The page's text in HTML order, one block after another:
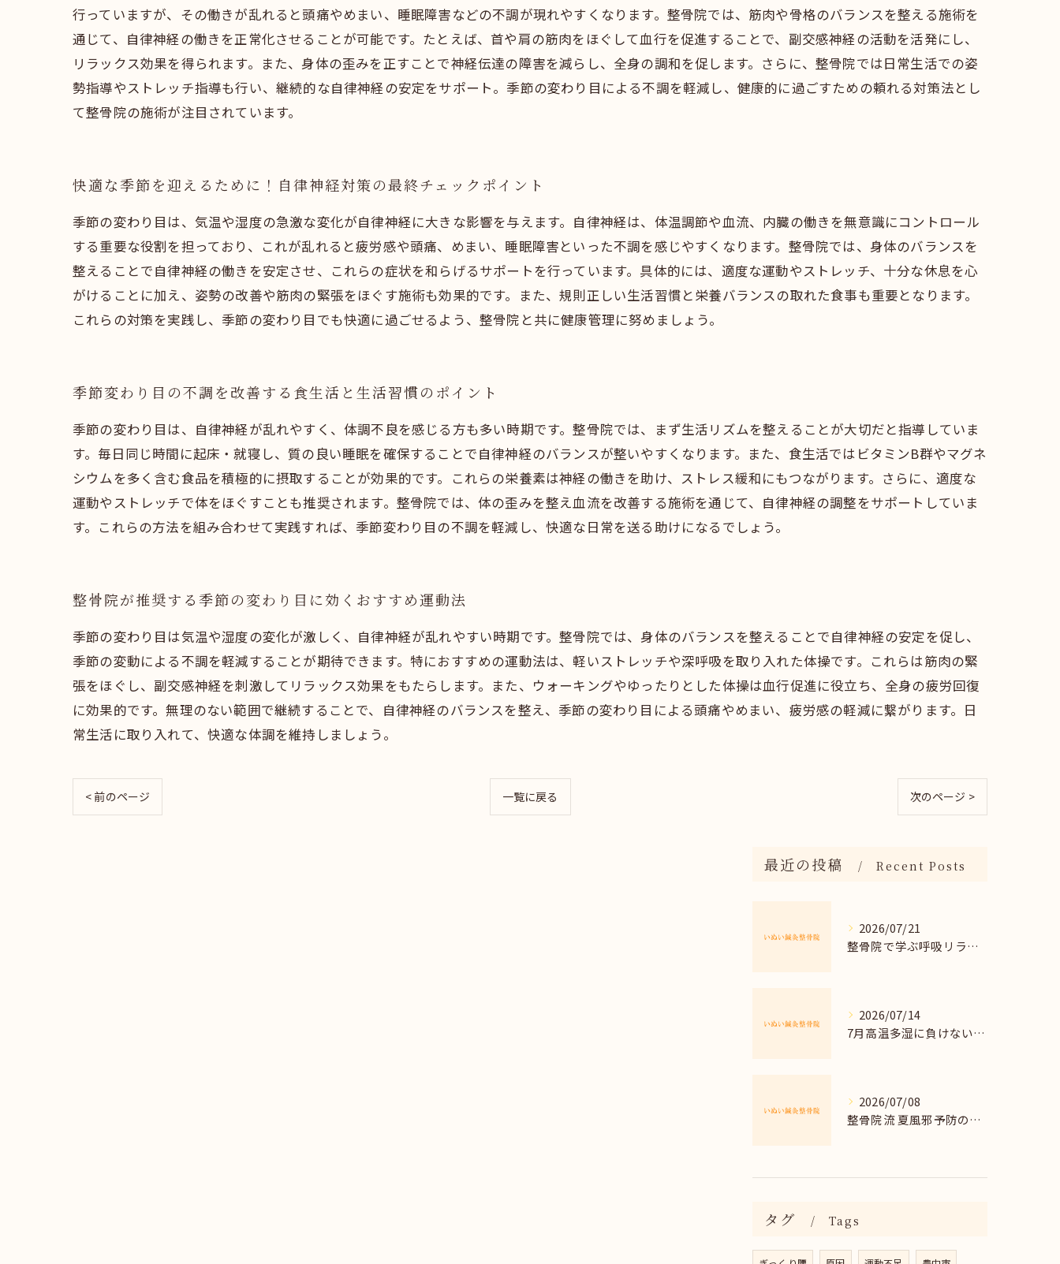
行っていますが、その働きが乱れると頭痛やめまい、睡眠障害などの不調が現れやすくなります。整骨院では、筋肉や骨格のバランスを整える施術を
通じて、自律神経の働きを正常化させることが可能です。たとえば、首や肩の筋肉をほぐして血行を促進することで、副交感神経の活動を活発にし、
リラックス効果を得られます。また、身体の歪みを正すことで神経伝達の障害を減らし、全身の調和を促します。さらに、整骨院では日常生活での姿
勢指導やストレッチ指導も行い、継続的な自律神経の安定をサポート。季節の変わり目による不調を軽減し、健康的に過ごすための頼れる対策法とし
て整骨院の施術が注目されています。
快適な季節を迎えるために！自律神経対策の最終チェックポイント
季節の変わり目は、気温や湿度の急激な変化が自律神経に大きな影響を与えます。自律神経は、体温調節や血流、内臓の働きを無意識にコントロール
する重要な役割を担っており、これが乱れると疲労感や頭痛、めまい、睡眠障害といった不調を感じやすくなります。整骨院では、身体のバランスを
整えることで自律神経の働きを安定させ、これらの症状を和らげるサポートを行っています。具体的には、適度な運動やストレッチ、十分な休息を心
がけることに加え、姿勢の改善や筋肉の緊張をほぐす施術も効果的です。また、規則正しい生活習慣と栄養バランスの取れた食事も重要となります。
これらの対策を実践し、季節の変わり目でも快適に過ごせるよう、整骨院と共に健康管理に努めましょう。
季節変わり目の不調を改善する食生活と生活習慣のポイント
季節の変わり目は、自律神経が乱れやすく、体調不良を感じる方も多い時期です。整骨院では、まず生活リズムを整えることが大切だと指導していま
す。毎日同じ時間に起床・就寝し、質の良い睡眠を確保することで自律神経のバランスが整いやすくなります。また、食生活ではビタミンB群やマグネ
シウムを多く含む食品を積極的に摂取することが効果的です。これらの栄養素は神経の働きを助け、ストレス緩和にもつながります。さらに、適度な
運動やストレッチで体をほぐすことも推奨されます。整骨院では、体の歪みを整え血流を改善する施術を通じて、自律神経の調整をサポートしていま
す。これらの方法を組み合わせて実践すれば、季節変わり目の不調を軽減し、快適な日常を送る助けになるでしょう。
整骨院が推奨する季節の変わり目に効くおすすめ運動法
季節の変わり目は気温や湿度の変化が激しく、自律神経が乱れやすい時期です。整骨院では、身体のバランスを整えることで自律神経の安定を促し、
季節の変動による不調を軽減することが期待できます。特におすすめの運動法は、軽いストレッチや深呼吸を取り入れた体操です。これらは筋肉の緊
張をほぐし、副交感神経を刺激してリラックス効果をもたらします。また、ウォーキングやゆったりとした体操は血行促進に役立ち、全身の疲労回復
に効果的です。無理のない範囲で継続することで、自律神経のバランスを整え、季節の変わり目による頭痛やめまい、疲労感の軽減に繋がります。日
常生活に取り入れて、快適な体調を維持しましょう。
< 前のページ 一覧に戻る 次のページ >
最近の投稿 Recent Posts
2026/07/21
整骨院で学ぶ呼吸リラックス法
2026/07/14
7月高温多湿に負けない体調管理法
2026/07/08
整骨院流 夏風邪予防の正しい習慣
タグ Tags